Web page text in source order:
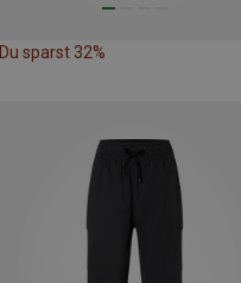
Du sparst 32%